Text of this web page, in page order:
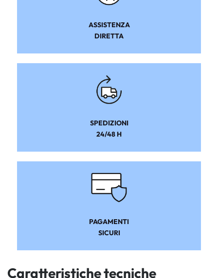
ASSISTENZA
DIRETTA
SPEDIZIONI
24/48 H
PAGAMENTI
SICURI
Caratteristiche tecniche